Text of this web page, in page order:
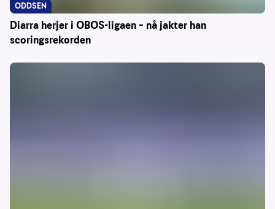
Diarra herjer i OBOS-ligaen – nå jakter han
scoringsrekorden
ODDSEN